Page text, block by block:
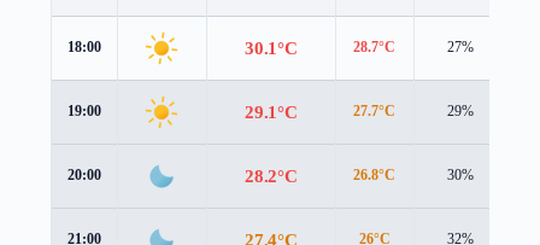
18:00 30.1°C 28.7°C 27%
19:00 29.1°C 27.7°C 29%
20:00 28.2°C 26.8°C 30%
21:00 27.4°C 26°C 32%